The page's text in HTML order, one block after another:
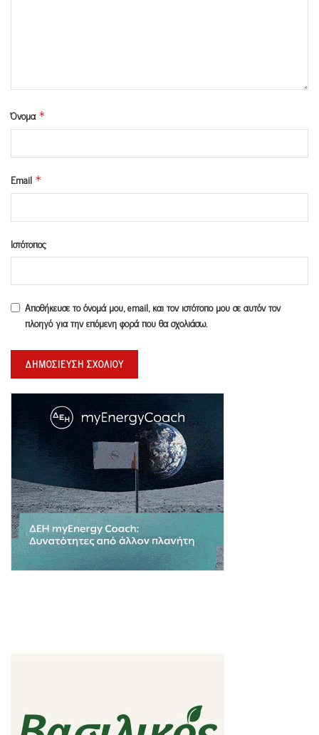
Όνομα *
Email *
Ιστότοπος
Αποθήκευσε το όνομά μου, email, και τον ιστότοπο μου σε αυτόν τον
πλοηγό για την επόμενη φορά που θα σχολιάσω.